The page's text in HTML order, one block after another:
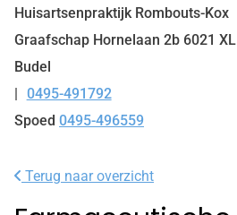
Huisartsenpraktijk Rombouts-Kox
Graafschap Hornelaan 2b 6021 XL
Budel
Tel:
0495-491792
Spoed 0495-496559
Terug naar overzicht